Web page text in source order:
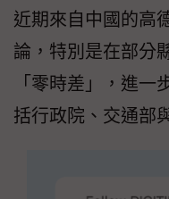
近期來自中國的高
論，特別是在部分
「零時差」，進一
括行政院、交通部